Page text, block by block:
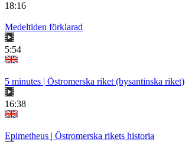
18:16
Medeltiden förklarad
5:54
5 minutes | Östromerska riket (bysantinska riket)
16:38
Epimetheus | Östromerska rikets historia